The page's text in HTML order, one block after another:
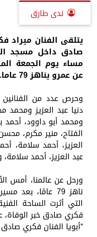
ندى طارق
يتلقى الفنان ميراد
صادق داخل مسجد
مساء يوم الجمعة
عن عمرو يناهز 79 عاما.
وحرص عدد من
دنيا عبد العزيز ومحمد
ومحمد أبو داوود،
الفتاح، منير مكرم،
العزيز، أحمد سلامة،
عبد العزيز، أحمد
ورحل عن عالمنا، أمس
ناهز 79 عامًا،
التي أثرت الساحة
فكري صادق خبر
“أبويا الفنان فكري